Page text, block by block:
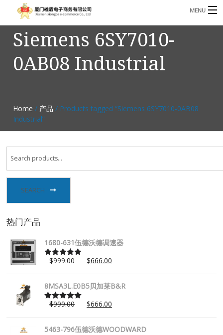
MENU
3221366881@qq.com Phone: +86 17750010683
首页
资讯
联系我们
Siemens 6SY7010-
0AB08 Industrial
Home / 产品 / Products tagged “Siemens 6SY7010-0AB08
Industrial”
SEARCH
热门产品
1680-631伍德沃德调速器
Rated5.00
$999.00 $666.00
8MSA3L.E0B5贝加莱B&R
Rated5.00
$999.00 $666.00
5463-796伍德沃德WOODWARD